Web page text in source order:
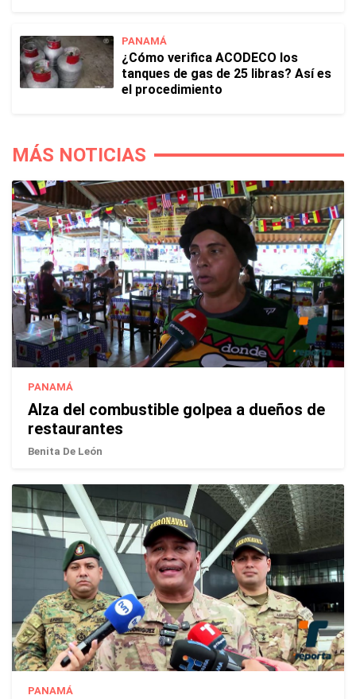
PANAMÁ
¿Cómo verifica ACODECO los
tanques de gas de 25 libras? Así es
el procedimiento
MÁS NOTICIAS
PANAMÁ
Alza del combustible golpea a dueños de
restaurantes
Benita De León
PANAMÁ